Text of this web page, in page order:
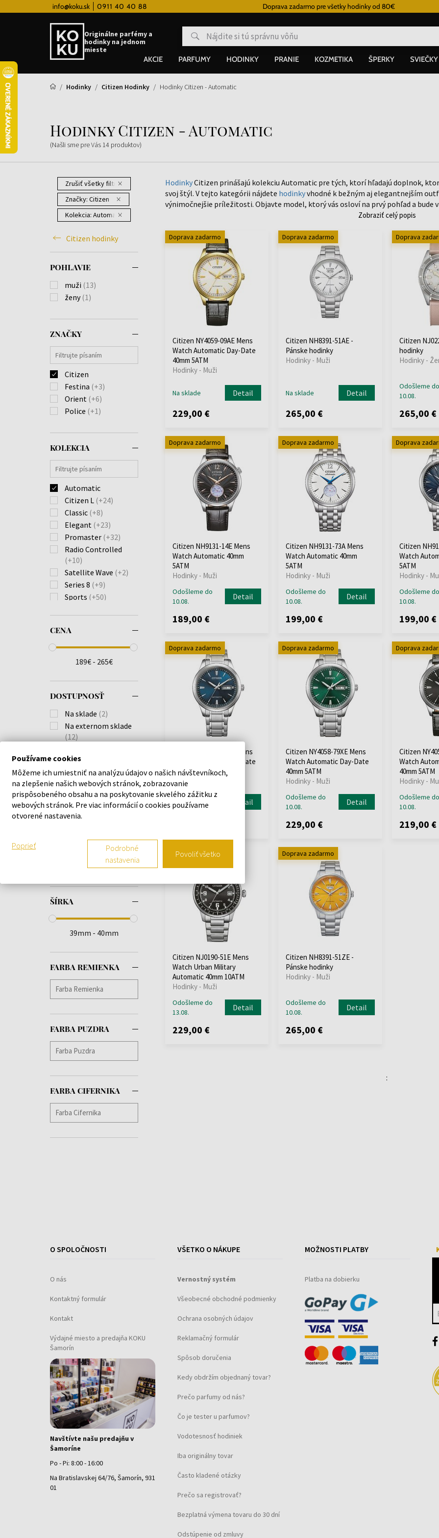
info@koku.sk 0911 40 40 88Vernostný systém Doprava zadarmo pre všetky hodinky od 80€
Originálne parfémy a
hodinky na jednom
mieste
AKCIE
PARFUMY HODINKY PRANIE KOZMETIKA ŠPERKY SVIEČKY
Hodinky Citizen Hodinky Hodinky Citizen - Automatic
Hodinky Citizen - Automatic
(Našli sme pre Vás 14 produktov)
Zrušiť všetky filtre
Značky: Citizen
Kolekcia: Automatic
Citizen hodinky
POHLAVIE
muži (13)
ženy(1)
ZNAČKY
Citizen
Festina (+3)
Orient (+6)
Police (+1)
KOLEKCIA
Automatic
Citizen L (+24)
Classic (+8)
Elegant (+23)
Promaster (+32)
Radio Controlled
(+10)
Satellite Wave (+2)
Series 8 (+9)
Sports (+50)
Tsuyosa
Tsuyosa Automatic
(+17)
CENA
189€ - 265€
DOSTUPNOSŤ
Na sklade (2)
Na externom sklade
(12)
FARBA HODINIEK
Biela(1)
Čierna(5)
Modrá
Strieborná(13)
(2)
ŠÍRKA
39mm - 40mm
FARBA REMIENKA
FARBA PUZDRA
FARBA CIFERNIKA
HodinkyCitizen prinášajú kolekciu Automatic pre tých, ktorí hľadajú doplnok,
svoj štýl. V tejto kategórii nájdete hodinkyvhodné k bežným aj elegantnejším
výnimočnejšie príležitosti. Objavte model, ktorý vás osloví na prvý pohľad a bude
Zobraziť celý popis
Doprava zadarmo
Citizen NY4059-09AE Mens
Watch Automatic Day-Date
40mm 5ATM
Hodinky - Muži
Na sklade Detail
229,00 €
Doprava zadarmo
Citizen NH8391-51AE -
Pánske hodinky
Hodinky - Muži
Na sklade Detail
265,00 €
Doprava
Citizen
hodinky
Hodinky -
Odošleme do
10.08.
265,00 €
Doprava zadarmo
Citizen NH9131-14E Mens
Watch Automatic 40mm
5ATM
Hodinky - Muži
Odošleme do
10.08.
Detail
189,00 €
Doprava zadarmo
Citizen NH9131-73A Mens
Watch Automatic 40mm
5ATM
Hodinky - Muži
Odošleme do
10.08.
Detail
199,00 €
Doprava
Citizen
Watch
5ATM
Hodinky -
Odošleme do
10.08.
199,00 €
Doprava zadarmo
Citizen NY4058-79LE Mens
Watch Automatic Day-Date
40mm 5ATM
Hodinky - Muži
Odošleme do
10.08.
Detail
Doprava zadarmo
Citizen NY4058-79XE Mens
Watch Automatic Day-Date
40mm 5ATM
Hodinky - Muži
Odošleme do
10.08.
Detail
229,00 €
Doprava
Citizen
Watch
40mm 5ATM
Hodinky -
Odošleme do
10.08.
219,00 €
Doprava zadarmo
Citizen NJ0190-51E Mens
Watch Urban Military
Automatic 40mm 10ATM
Hodinky - Muži
Odošleme do
13.08.
Detail
229,00 €
Doprava zadarmo
Citizen NH8391-51ZE -
Pánske hodinky
Hodinky - Muži
Odošleme do
10.08.
Detail
265,00 €
:
O SPOLOČNOSTI
O nás
Kontaktný formulár
Kontakt
Výdajné miesto a predajňa KOKU
Šamorín
Navštívte našu predajňu v
Šamoríne
Po - Pi: 8:00 - 16:00
Na Bratislavskej 64/76, Šamorín, 931
01
VŠETKO O NÁKUPE
Vernostný systém
Všeobecné obchodné podmienky
Ochrana osobných údajov
Reklamačný formulár
Spôsob doručenia
Kedy obdržím objednaný tovar?
Prečo parfumy od nás?
Čo je tester u parfumov?
Vodotesnosť hodiniek
Iba originálny tovar
Často kladené otázky
Prečo sa registrovať?
Bezplatná výmena tovaru do 30 dní
Odstúpenie od zmluvy
MOŽNOSTI PLATBY
Platba na dobierku
Používame cookies
Môžeme ich umiestniť na analýzu údajov o našich návštevníkoch,
na zlepšenie našich webových stránok, zobrazovanie
prispôsobeného obsahu a na poskytovanie skvelého zážitku z
webových stránok. Pre viac informácií o cookies používame
otvorené nastavenia.
Poprieť
Podrobné
nastavenia
Povoliť všetko